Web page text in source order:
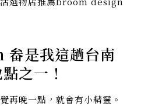
是我這趟台南
之一！
再晚一點，就會有小精靈。